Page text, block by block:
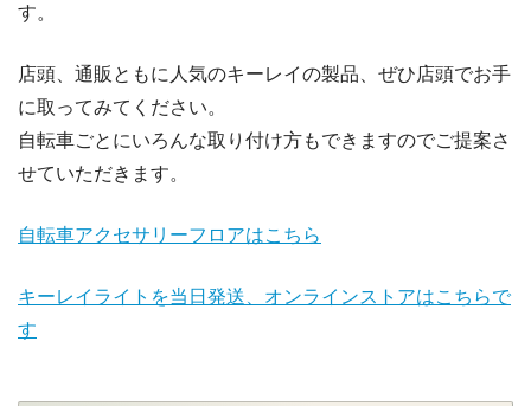
す。
店頭、通販ともに人気のキーレイの製品、ぜひ店頭でお手
に取ってみてください。
自転車ごとにいろんな取り付け方もできますのでご提案さ
せていただきます。
自転車アクセサリーフロアはこちら
キーレイライトを当日発送、オンラインストアはこちらで
す